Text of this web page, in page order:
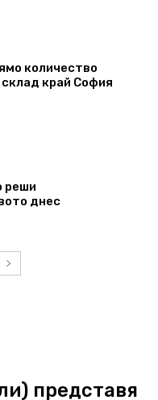
количество
склад край София
реши
днес